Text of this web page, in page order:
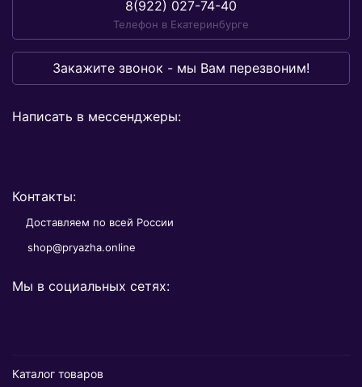
8(922) 027-74-40
Телефон в Екатеринбурге
Закажите звонок - мы Вам перезвоним!
Написать в мессенджеры:
Контакты:
Доставляем по всей России
shop@pryazha.online
Мы в социальных сетях:
Каталог товаров